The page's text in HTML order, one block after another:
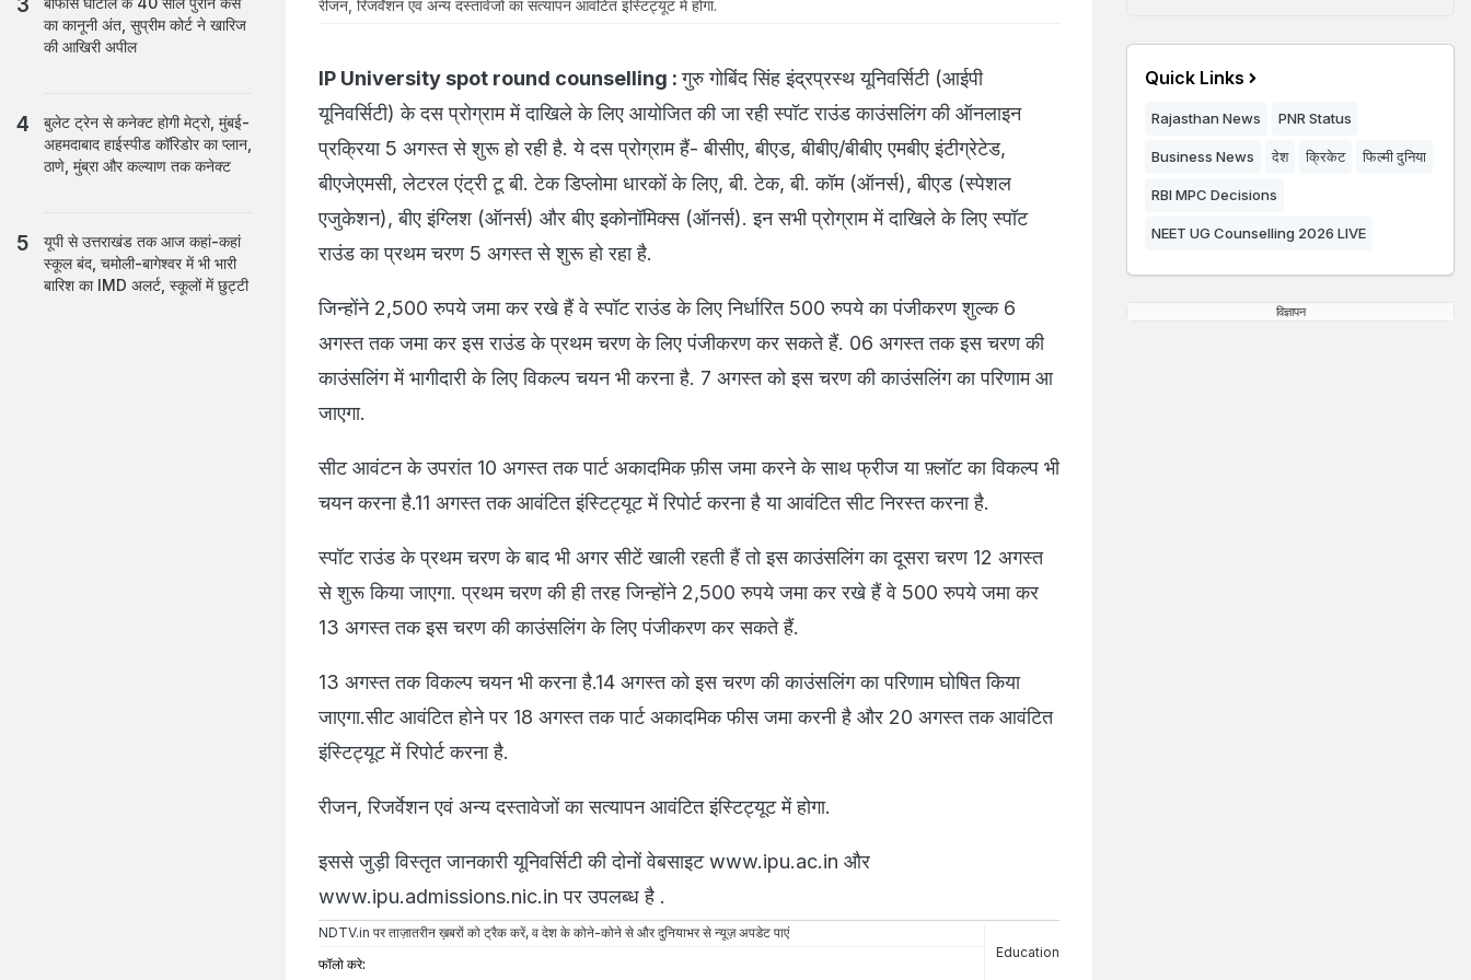
रीजन, रिजर्वेशन एवं अन्य दस्तावेजों का सत्यापन आवंटित इंस्टिट्यूट में होगा.
IP University spot round counselling :गुरु गोबिंद सिंह इंद्रप्रस्थ यूनिवर्सिटी (आईपी
यूनिवर्सिटी) के दस प्रोग्राम में दाखिले के लिए आयोजित की जा रही स्पॉट राउंड काउंसलिंग की ऑनलाइन
प्रक्रिया 5 अगस्त से शुरू हो रही है. ये दस प्रोग्राम हैं- बीसीए, बीएड, बीबीए/बीबीए एमबीए इंटीग्रेटेड,
बीएजेएमसी, लेटरल एंट्री टू बी. टेक डिप्लोमा धारकों के लिए, बी. टेक, बी. कॉम (ऑनर्स), बीएड (स्पेशल
एजुकेशन), बीए इंग्लिश (ऑनर्स) और बीए इकोनॉमिक्स (ऑनर्स). इन सभी प्रोग्राम में दाखिले के लिए स्पॉट
राउंड का प्रथम चरण 5 अगस्त से शुरू हो रहा है.
जिन्होंने 2,500 रुपये जमा कर रखे हैं वे स्पॉट राउंड के लिए निर्धारित 500 रुपये का पंजीकरण शुल्क 6
अगस्त तक जमा कर इस राउंड के प्रथम चरण के लिए पंजीकरण कर सकते हैं. 06 अगस्त तक इस चरण की
काउंसलिंग में भागीदारी के लिए विकल्प चयन भी करना है. 7 अगस्त को इस चरण की काउंसलिंग का परिणाम आ
जाएगा.
सीट आवंटन के उपरांत 10 अगस्त तक पार्ट अकादमिक फ़ीस जमा करने के साथ फ्रीज या फ़्लॉट का विकल्प भी
चयन करना है.11 अगस्त तक आवंटित इंस्टिट्यूट में रिपोर्ट करना है या आवंटित सीट निरस्त करना है.
स्पॉट राउंड के प्रथम चरण के बाद भी अगर सीटें खाली रहती हैं तो इस काउंसलिंग का दूसरा चरण 12 अगस्त
से शुरू किया जाएगा. प्रथम चरण की ही तरह जिन्होंने 2,500 रुपये जमा कर रखे हैं वे 500 रुपये जमा कर
13 अगस्त तक इस चरण की काउंसलिंग के लिए पंजीकरण कर सकते हैं.
13 अगस्त तक विकल्प चयन भी करना है.14 अगस्त को इस चरण की काउंसलिंग का परिणाम घोषित किया
जाएगा.सीट आवंटित होने पर 18 अगस्त तक पार्ट अकादमिक फीस जमा करनी है और 20 अगस्त तक आवंटित
इंस्टिट्यूट में रिपोर्ट करना है.
रीजन, रिजर्वेशन एवं अन्य दस्तावेजों का सत्यापन आवंटित इंस्टिट्यूट में होगा.
इससे जुड़ी विस्तृत जानकारी यूनिवर्सिटी की दोनों वेबसाइट www.ipu.ac.in और
www.ipu.admissions.nic.in पर उपलब्ध है .
NDTV.in पर ताज़ातरीन ख़बरों को ट्रैक करें, व देश के कोने-कोने से और दुनियाभर से न्यूज़ अपडेट पाएं
फॉलो करे:
Education
का कानूनी अंत, सुप्रीम कोर्ट ने खारिज
की आखिरी अपील
बुलेट ट्रेन से कनेक्ट होगी मेट्रो, मुंबई-
अहमदाबाद हाईस्पीड कॉरिडोर का प्लान,
ठाणे, मुंब्रा और कल्याण तक कनेक्ट
यूपी से उत्तराखंड तक आज कहां-कहां
स्कूल बंद, चमोली-बागेश्वर में भी भारी
बारिश का IMD अलर्ट, स्कूलों में छुट्टी
Quick Links
Rajasthan News PNR Status
Business News देश क्रिकेट फिल्मी दुनिया
RBI MPC Decisions
NEET UG Counselling 2026 LIVE
विज्ञापन